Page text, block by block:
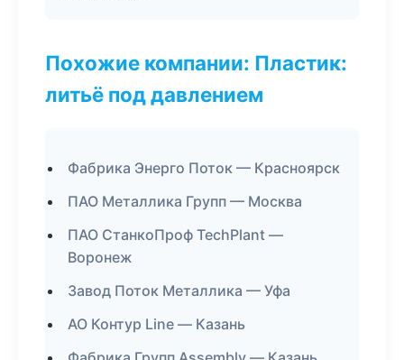
Похожие компании: Пластик:
литьё под давлением
Фабрика Энерго Поток — Красноярск
ПАО Металлика Групп — Москва
ПАО СтанкоПроф TechPlant —
Воронеж
Завод Поток Металлика — Уфа
АО Контур Line — Казань